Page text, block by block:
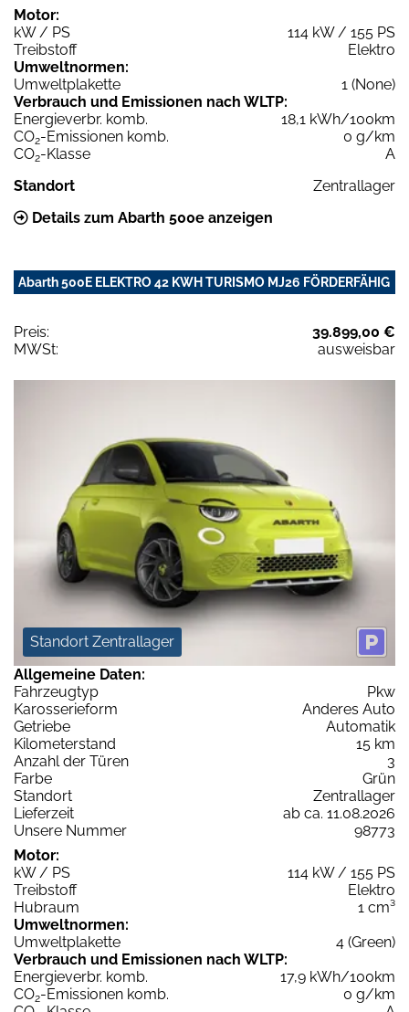
Motor:
kW / PS
114 kW / 155 PS
Treibstoff
Elektro
Umweltnormen:
Umweltplakette
1 (None)
Verbrauch und Emissionen nach WLTP:
Energieverbr. komb.
18,1 kWh/100km
CO2-Emissionen komb.
0 g/km
CO2-Klasse
A
Standort
Zentrallager
Details zum Abarth 500e anzeigen
Abarth 500E ELEKTRO 42 KWH TURISMO MJ26 FÖRDERFÄHIG
Preis:
39.899,00 €
MWSt:
ausweisbar
Standort Zentrallager
Allgemeine Daten:
Fahrzeugtyp
Pkw
Karosserieform
Anderes Auto
Getriebe
Automatik
Kilometerstand
15 km
Anzahl der Türen
3
Farbe
Grün
Standort
Zentrallager
Lieferzeit
ab ca. 11.08.2026
Unsere Nummer
98773
Motor:
kW / PS
114 kW / 155 PS
Treibstoff
Elektro
Hubraum
1 cm³
Umweltnormen:
Umweltplakette
4 (Green)
Verbrauch und Emissionen nach WLTP:
Energieverbr. komb.
17,9 kWh/100km
CO2-Emissionen komb.
0 g/km